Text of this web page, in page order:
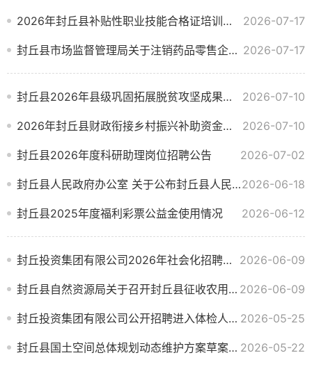
2026年封丘县补贴性职业技能合格证培训补贴情况公告公示 2026-07-17
封丘县市场监督管理局关于注销药品零售企业《药品经营许可证》的公告 2026-07-17
封丘县2026年县级巩固拓展脱贫攻坚成果和乡村振兴项目库（调整）公示 2026-07-10
2026年封丘县财政衔接乡村振兴补助资金项目计划调整情况公示 2026-07-10
封丘县2026年度科研助理岗位招聘公告 2026-07-02
封丘县人民政府办公室 关于公布封丘县人民政府2026年度 重大行政决策事项目录的通知2026-06-18
封丘县2025年度福利彩票公益金使用情况 2026-06-12
封丘投资集团有限公司2026年社会化招聘拟录用人员公示 2026-06-09
封丘县自然资源局关于召开封丘县征收农用地区片综合地价调整成果听证会的公告 2026-06-09
封丘投资集团有限公司公开招聘进入体检人员公示 2026-05-25
封丘县国土空间总体规划动态维护方案草案公示 2026-05-22